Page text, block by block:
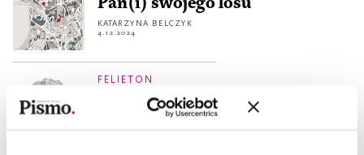
KATARZYNA BELCZYK
4.12.2024
FELIETON
À propos niedzietności
ZUZANNA KOWALCZYK
4.12.2024